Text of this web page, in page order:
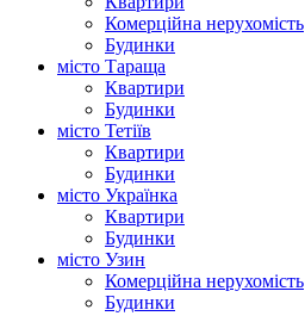
Комерційна нерухомість
Будинки
місто Тараща
Квартири
Будинки
місто Тетіїв
Квартири
Будинки
місто Українка
Квартири
Будинки
місто Узин
Комерційна нерухомість
Будинки